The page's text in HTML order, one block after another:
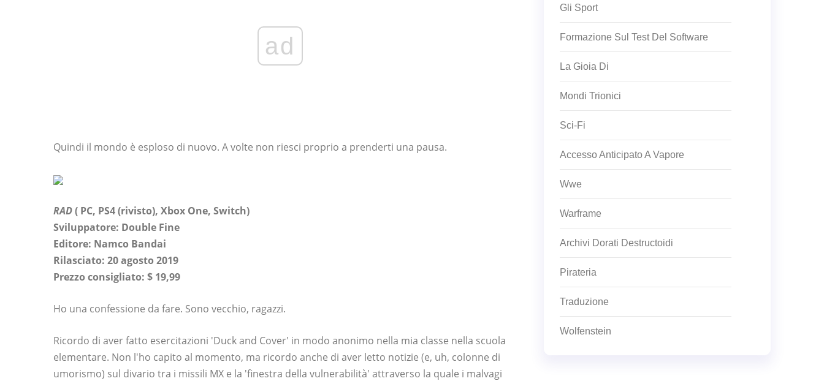
ad
Quindi il mondo è esploso di nuovo. A volte non riesci proprio a prenderti una pausa.
RAD( PC, PS4(rivisto), Xbox One, Switch)
Sviluppatore: Double Fine
Editore: Namco Bandai
Rilasciato: 20 agosto 2019
Prezzo consigliato: $ 19,99
Ho una confessione da fare. Sono vecchio, ragazzi.
Ricordo di aver fatto esercitazioni 'Duck and Cover' in modo anonimo nella mia classe nella scuola
elementare. Non l'ho capito al momento, ma ricordo anche di aver letto notizie (e, uh, colonne di
umorismo) sul divario tra i missili MX e la 'finestra della vulnerabilità' attraverso la quale i malvagi
Gli Sport
Formazione Sul Test Del Software
La Gioia Di
Mondi Trionici
Sci-Fi
Accesso Anticipato A Vapore
Wwe
Warframe
Archivi Dorati Destructoidi
Pirateria
Traduzione
Wolfenstein